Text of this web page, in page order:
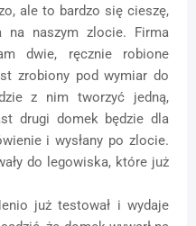
ale to bardzo się cieszę,
naszym zlocie. Firma
dwie, ręcznie robione
zrobiony pod wymiar do
z nim tworzyć jedną,
drugi domek będzie dla
i wysłany po zlocie.
do legowiska, które już
już testował i wydaje